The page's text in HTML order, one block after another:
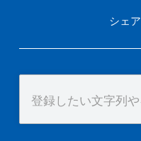
シェア